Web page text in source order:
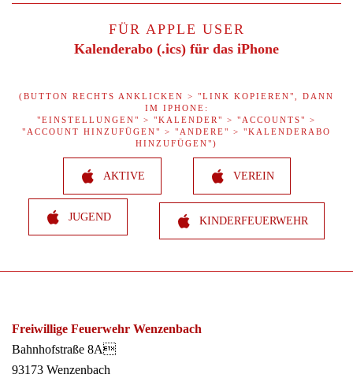
FÜR APPLE USER
Kalenderabo (.ics) für das iPhone
(BUTTON RECHTS ANKLICKEN > "LINK KOPIEREN", DANN
IM IPHONE:
"EINSTELLUNGEN" > "KALENDER" > "ACCOUNTS" >
"ACCOUNT HINZUFÜGEN" > "ANDERE" > "KALENDERABO
HINZUFÜGEN")
AKTIVE VEREIN
JUGEND KINDERFEUERWEHR
Freiwillige Feuerwehr Wenzenbach
Bahnhofstraße 8A
93173 Wenzenbach